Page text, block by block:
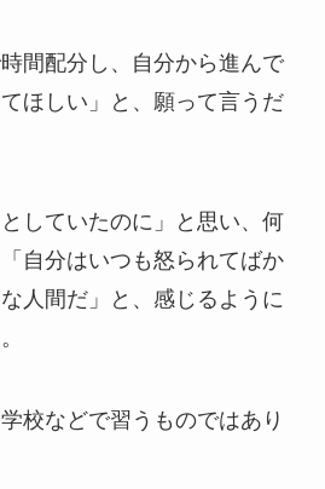
間配分し、自分から進んで
ほしい」と、願って言うだ
していたのに」と思い、何
自分はいつも怒られてばか
人間だ」と、感じるように
校などで習うものではあり